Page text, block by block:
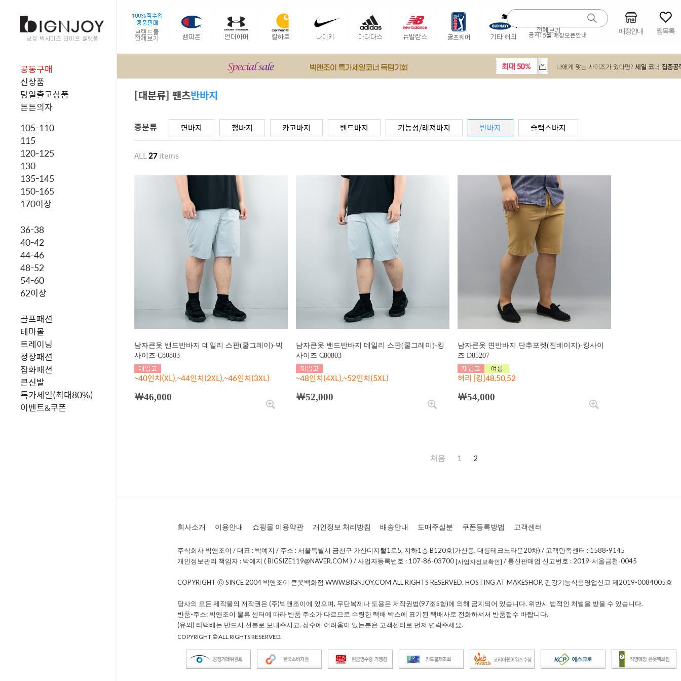
공지:5월 매장오픈안내 매장안내 찜목록
공동구매
신상품
당일출고상품
튼튼의자
105-110
115
120-125
130
135-145
150-165
170이상
36-38
40-42
44-46
48-52
54-60
62이상
골프패션
테마몰
트레이닝
정장패션
잡화패션
큰신발
특가세일(최대80%)
이벤트&쿠폰
[대분류] 팬츠반바지
중분류 면바지 청바지 카고바지 밴드바지 기능성/레져바지 반바지 슬랙스바지
ALL27items
남자큰옷 밴드반바지 데일리 스판(쿨그레이)-빅
사이즈 C80803
~40인치(XL),~44인치(2XL),~46인치(3XL)
￦46,000
남자큰옷 밴드반바지 데일리 스판(쿨그레이)-킹
사이즈 C80803
~48인치(4XL),~52인치(5XL)
￦52,000
남자큰옷 면반바지 단추포켓(진베이지)-킹사이
즈 D85207
허리 [킹]48,50,52
￦54,000
1 2
회사소개 이용안내 쇼핑몰 이용약관 개인정보 처리방침 배송안내 도매주실분 쿠폰등록방법 고객센터
주식회사 빅앤조이 / 대표 : 박예지 / 주소 : 서울특별시 금천구 가산디지털1로5, 지하1층 B120호(가산동, 대륭테크노타운20차) / 고객만족센터 : 1588-9145
개인정보관리 책임자 : 박예지 ( BIGSIZE119@NAVER.COM ) / 사업자등록번호 : 107-86-03700 [사업자정보확인] / 통신판매업 신고번호 : 2019-서울금천-0045
COPYRIGHT Ⓒ SINCE 2004 빅앤조이 큰옷백화점 WWW.BIGNJOY.COM ALL RIGHTS RESERVED. HOSTING AT MAKESHOP, 건강기능식품영업신고 제2019-0084005호
당사의 모든 제작물의 저작권은 (주)빅앤조이에 있으며, 무단복제나 도용은 저작권법(97조5항)에 의해 금지되어 있습니다. 위반시 법적인 처벌을 받을 수 있습니다.
반품-주소: 빅앤조이 물류 센터에 따라 반품 주소가 다르므로 수령한 택배 박스에 표기된 택배사로 전화하셔서 반품접수 바랍니다.
(유의) 타택배는 반드시 선불로 보내주시고, 접수에 어려움이 있는분은 고객센터로 먼저 연락주세요.
COPYRIGHT © ALL RIGHTS RESERVED.